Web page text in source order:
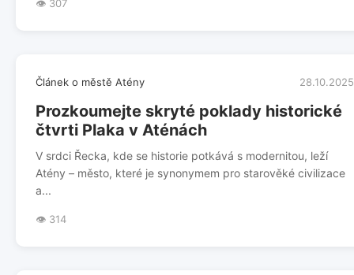
👁️ 307
Článek o městě Atény 28.10.2025
Prozkoumejte skryté poklady historické
čtvrti Plaka v Aténách
V srdci Řecka, kde se historie potkává s modernitou, leží
Atény – město, které je synonymem pro starověké civilizace
a...
👁️ 314